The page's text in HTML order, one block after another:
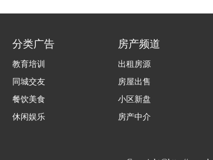
分类广告
教育培训
同城交友
餐饮美食
休闲娱乐
房产频道
出租房源
房屋出售
小区新盘
房产中介